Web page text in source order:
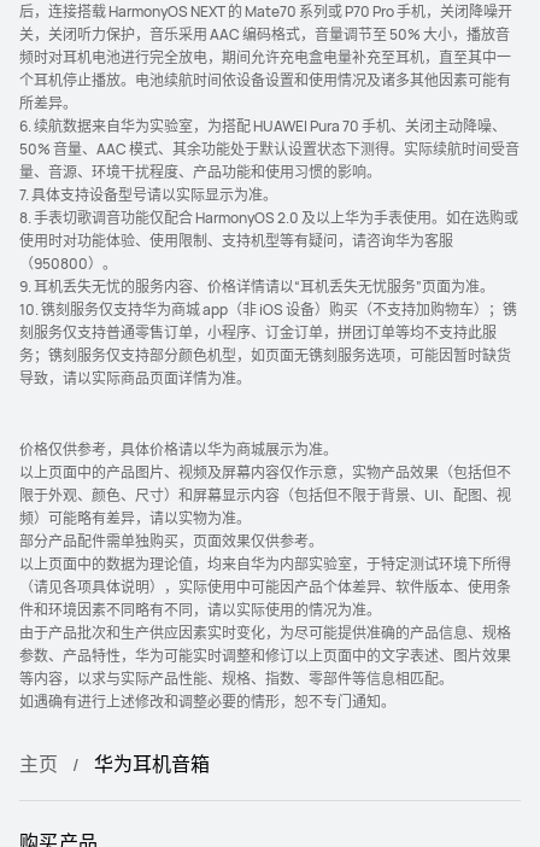
后，连接搭载 HarmonyOS NEXT 的 Mate70 系列或 P70 Pro 手机，关闭降噪开
关，关闭听力保护，音乐采用 AAC 编码格式，音量调节至 50% 大小，播放音
频时对耳机电池进行完全放电，期间允许充电盒电量补充至耳机，直至其中一
个耳机停止播放。电池续航时间依设备设置和使用情况及诸多其他因素可能有
所差⁠⁠异。
6. 续航数据来自华为实验室，为搭配 HUAWEI Pura 70 手机、关闭主动降噪、
50% 音量、AAC 模式、其余功能处于默认设置状态下测得。实际续航时间受音
量、音源、环境干扰程度、产品功能和使用习惯的影⁠响。
7. 具体支持设备型号请以实际显示为⁠准。
8. 手表切歌调音功能仅配合 HarmonyOS 2.0 及以上华为手表使用。如在选购或
使用时对功能体验、使用限制、支持机型等有疑问，请咨询华为客服
（950800⁠）。
9. 耳机丢失无忧的服务内容、价格详情请以“耳机丢失无忧服务”页面为⁠准。
10. 镌刻服务仅支持华为商城 app（非 iOS 设备）购买（不支持加购物车）；镌
刻服务仅支持普通零售订单，小程序、订金订单，拼团订单等均不支持此服
务；镌刻服务仅支持部分颜色机型，如页面无镌刻服务选项，可能因暂时缺货
导致，请以实际商品页面详情为⁠准。
价格仅供参考，具体价格请以华为商城展示为准。
以上页面中的产品图片、视频及屏幕内容仅作示意，实物产品效果（包括但不
限于外观、颜色、尺寸）和屏幕显示内容（包括但不限于背景、UI、配图、视
频）可能略有差异，请以实物为准。
部分产品配件需单独购买，页面效果仅供参考。
以上页面中的数据为理论值，均来自华为内部实验室，于特定测试环境下所得
（请见各项具体说明），实际使用中可能因产品个体差异、软件版本、使用条
件和环境因素不同略有不同，请以实际使用的情况为准。
由于产品批次和生产供应因素实时变化，为尽可能提供准确的产品信息、规格
参数、产品特性，华为可能实时调整和修订以上页面中的文字表述、图片效果
等内容，以求与实际产品性能、规格、指数、零部件等信息相匹配。
如遇确有进行上述修改和调整必要的情形，恕不专门通知。
主页 华为耳机音箱